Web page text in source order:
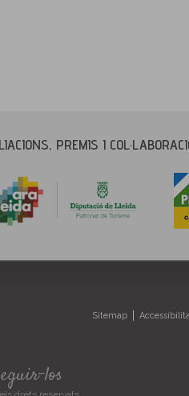
PREMIS I
los
Sitemap